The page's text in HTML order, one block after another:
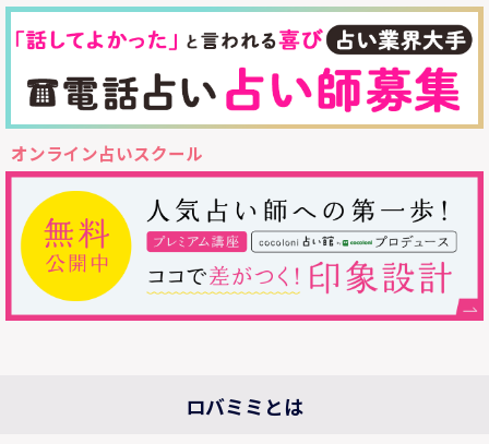
オンライン占いスクール
ロバミミとは